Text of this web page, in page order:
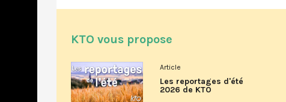
KTO vous propose
Article
Les reportages d'été
2026 de KTO